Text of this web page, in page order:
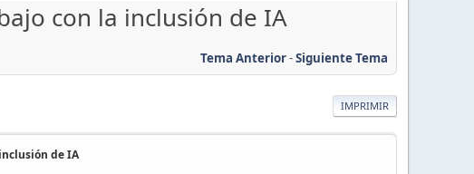
con la inclusión de IA
Tema Anterior-Siguiente Tema
IMPRIMIR
de IA